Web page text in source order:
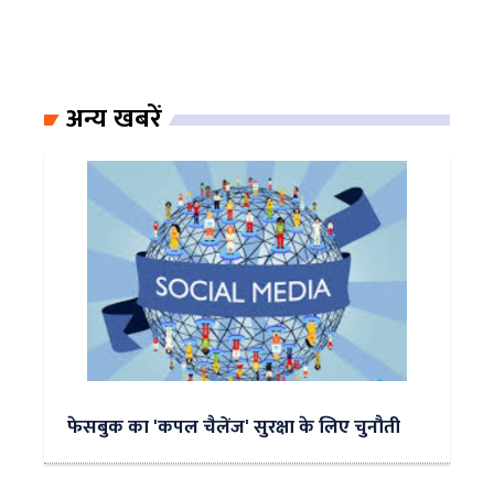
अन्य खबरें
फेसबुक का 'कपल चैलेंज' सुरक्षा के लिए चुनौती